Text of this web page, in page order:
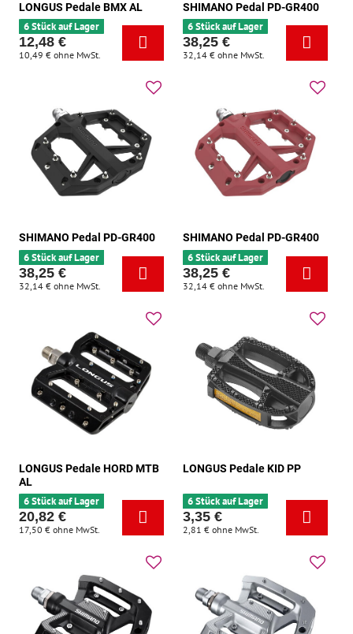
LONGUS Pedale BMX AL
6 Stück auf Lager
12,48 €
10,49 € ohne MwSt.
SHIMANO Pedal PD-GR400
6 Stück auf Lager
38,25 €
32,14 € ohne MwSt.
SHIMANO Pedal PD-GR400
6 Stück auf Lager
38,25 €
32,14 € ohne MwSt.
SHIMANO Pedal PD-GR400
6 Stück auf Lager
38,25 €
32,14 € ohne MwSt.
LONGUS Pedale HORD MTB
AL
6 Stück auf Lager
20,82 €
17,50 € ohne MwSt.
LONGUS Pedale KID PP
6 Stück auf Lager
3,35 €
2,81 € ohne MwSt.